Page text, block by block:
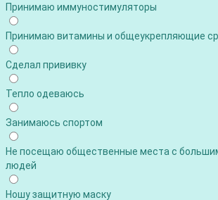
Принимаю иммуностимуляторы
Принимаю витамины и общеукрепляющие
Сделал прививку
Тепло одеваюсь
Занимаюсь спортом
Не посещаю общественные места с
людей
Ношу защитную маску